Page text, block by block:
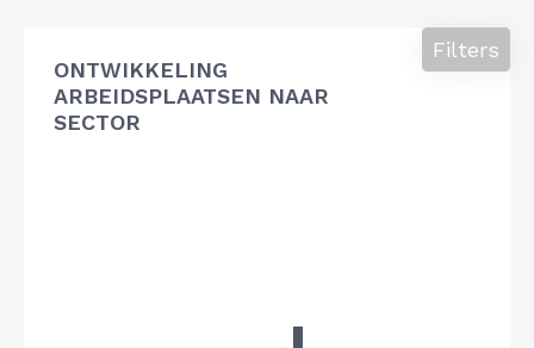
ONTWIKKELING
ARBEIDSPLAATSEN NAAR
SECTOR
Filters